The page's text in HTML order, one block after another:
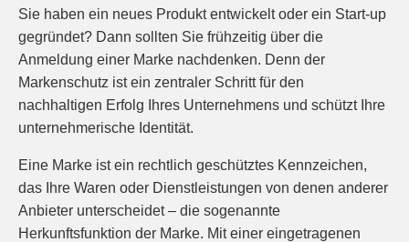
Sie haben ein neues Produkt entwickelt oder ein Start-up
gegründet? Dann sollten Sie frühzeitig über die
Anmeldung einer Marke nachdenken. Denn der
Markenschutz ist ein zentraler Schritt für den
nachhaltigen Erfolg Ihres Unternehmens und schützt Ihre
unternehmerische Identität.
Eine Marke ist ein rechtlich geschütztes Kennzeichen,
das Ihre Waren oder Dienstleistungen von denen anderer
Anbieter unterscheidet – die sogenannte
Herkunftsfunktion der Marke. Mit einer eingetragenen